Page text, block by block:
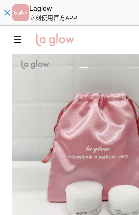
Laglow
立刻使用官方APP